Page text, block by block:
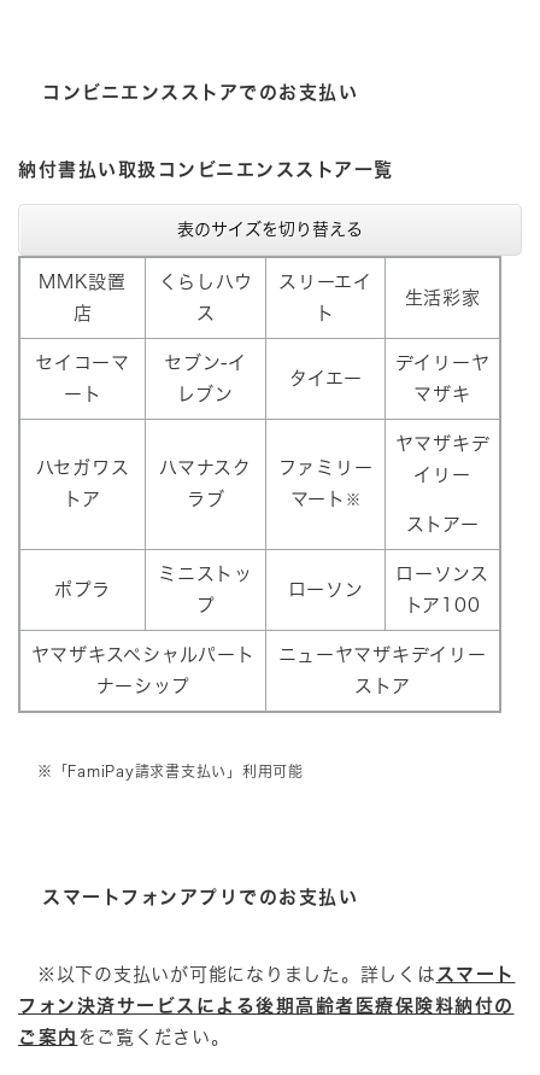
コンビニエンスストアでのお支払い
納付書払い取扱コンビニエンスストア一覧
表のサイズを切り替える
MMK設置
店
くらしハウ
ス
スリーエイ
ト
生活彩家
セイコーマ
ート
セブン-イ
レブン
タイエー
デイリーヤ
マザキ
ハセガワス
トア
ハマナスク
ラブ
ファミリー
マート ※
ヤマザキデ
イリー
ストアー
ポプラ
ミニストッ
プ
ローソン
ローソンス
トア100
ヤマザキスペシャルパート
ナーシップ
ニューヤマザキデイリー
ストア
※「FamiPay請求書支払い」利用可能
スマートフォンアプリでのお支払い
※以下の支払いが可能になりました。詳しくは スマート
フォン決済サービスによる後期高齢者医療保険料納付の
ご案内 をご覧ください。